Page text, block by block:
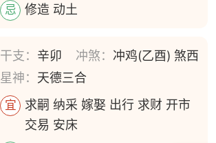
忌 修造 动土
干支： 辛卯 冲煞： 冲鸡(乙酉) 煞西
星神： 天德三合
宜
求嗣 纳采 嫁娶 出行 求财 开市
交易 安床